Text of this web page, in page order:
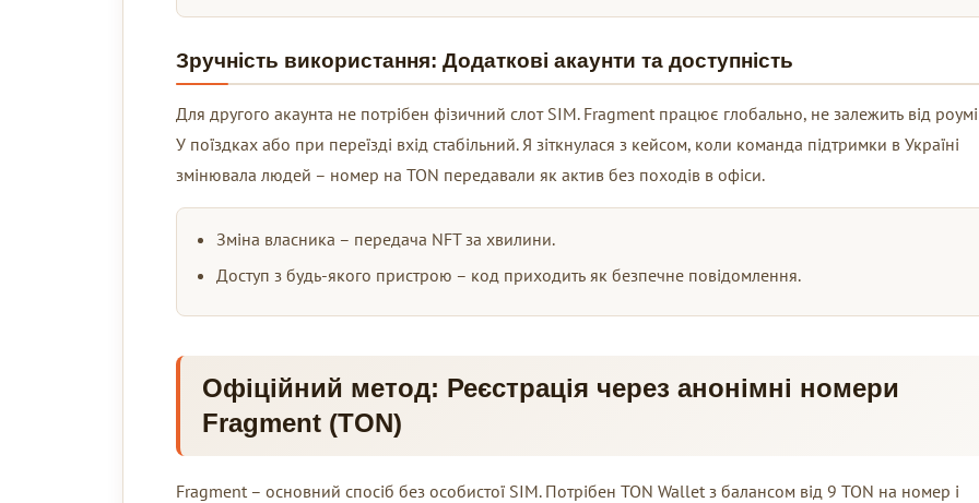
Зручність використання: Додаткові акаунти та доступність
Для другого акаунта не потрібен фізичний слот SIM. Fragment працює глобально, не залежить від
У поїздках або при переїзді вхід стабільний. Я зіткнулася з кейсом, коли команда підтримки в Україні
змінювала людей – номер на TON передавали як актив без походів в офіси.
Зміна власника – передача NFT за хвилини.
Доступ з будь-якого пристрою – код приходить як безпечне повідомлення.
Офіційний метод: Реєстрація через анонімні номери
Fragment (TON)
Fragment – основний спосіб без особистої SIM. Потрібен TON Wallet з балансом від 9 TON на номер і